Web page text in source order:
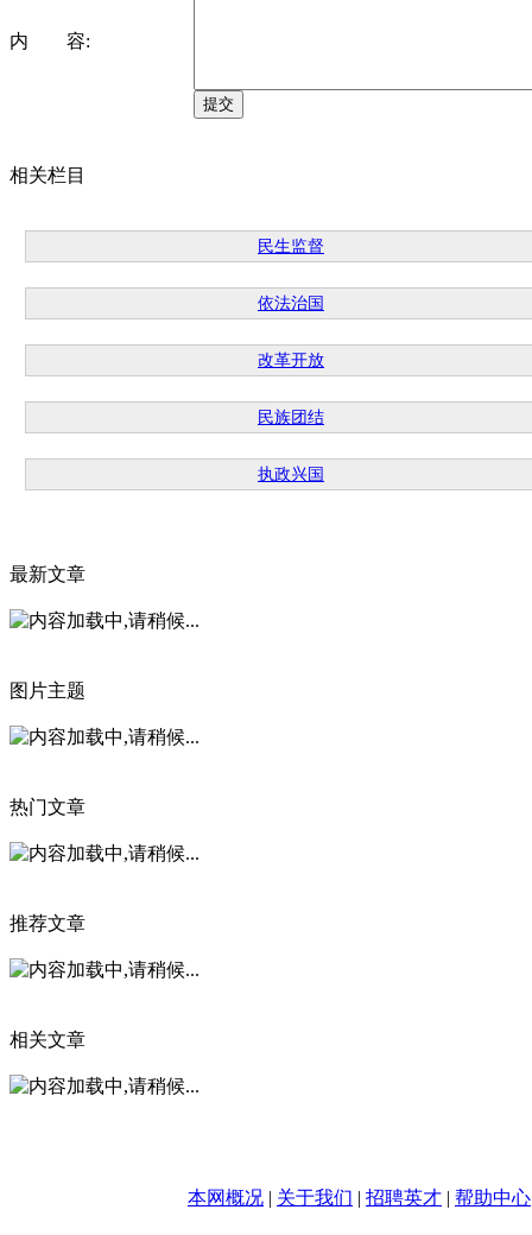
内 容:
相关栏目
民生监督
依法治国
改革开放
民族团结
执政兴国
最新文章
图片主题
热门文章
推荐文章
相关文章
本网概况 | 关于我们 | 招聘英才 | 帮助中心